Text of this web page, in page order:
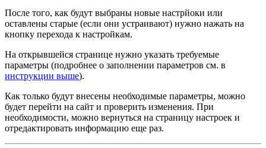
После того, как будут выбраны новые настрйоки или
оставлены старые (если они устраивают) нужно нажать на
кнопку перехода к настройкам.
На открывшейся странице нужно указать требуемые
параметры (подробнее о заполнении параметров см. в
инструкции выше).
Как только будут внесены необходимые параметры, можно
будет перейти на сайт и проверить изменения. При
необходимости, можно вернуться на страницу настроек и
отредактировать информацию еще раз.